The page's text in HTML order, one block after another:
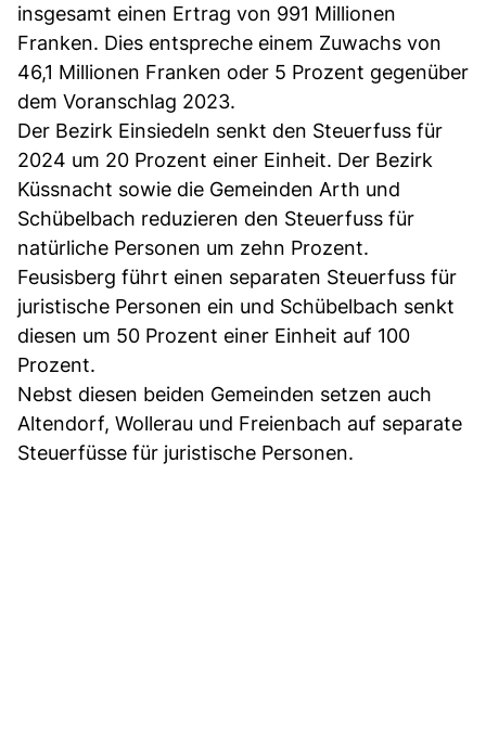
insgesamt einen Ertrag von 991 Millionen
Franken. Dies entspreche einem Zuwachs von
46,1 Millionen Franken oder 5 Prozent gegenüber
dem Voranschlag 2023.
Der Bezirk Einsiedeln senkt den Steuerfuss für
2024 um 20 Prozent einer Einheit. Der Bezirk
Küssnacht sowie die Gemeinden Arth und
Schübelbach reduzieren den Steuerfuss für
natürliche Personen um zehn Prozent.
Feusisberg führt einen separaten Steuerfuss für
juristische Personen ein und Schübelbach senkt
diesen um 50 Prozent einer Einheit auf 100
Prozent.
Nebst diesen beiden Gemeinden setzen auch
Altendorf, Wollerau und Freienbach auf separate
Steuerfüsse für juristische Personen.